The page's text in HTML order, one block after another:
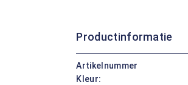
Productinformatie
Artikelnummer
Kleur: